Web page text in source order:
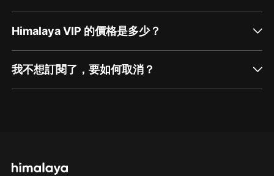
Himalaya VIP 的價格是多少？
我不想訂閱了，要如何取消？